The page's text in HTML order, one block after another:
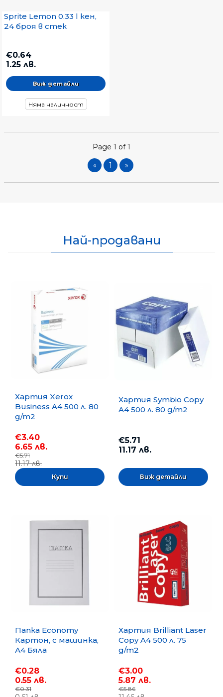
Sprite Lemon 0.33 l кен,
24 броя в стек
€0.64
1.25 лв.
Виж детайли
Няма наличност
Page 1 of 1
« 1 »
Най-продавани
Хартия Xerox
Business A4 500 л. 80
g/m2
€3.40
6.65 лв.
€5.71
11.17 лв.
Хартия Symbio Copy
A4 500 л. 80 g/m2
€5.71
11.17 лв.
Виж детайли
Папка Economy
Картон, с машинка,
А4 Бяла
€0.28
0.55 лв.
€0.31
Хартия Brilliant Laser
Copy A4 500 л. 75
g/m2
€3.00
5.87 лв.
€5.86